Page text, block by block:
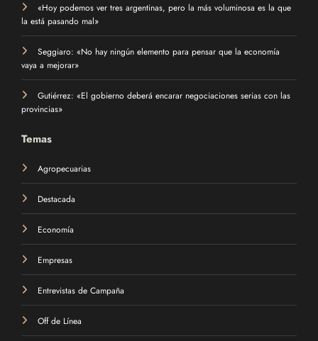
«Hoy podemos ver tres argentinas, pero la más voluminosa es la que
la está pasando mal»
Seggiaro: «No hay ningún elemento para pensar que la economía
vaya a mejorar»
Gutiérrez: «El gobierno deberá encarar negociaciones serias con las
provincias»
Temas
Agropecuarias
Destacada
Economía
Empresas
Entrevistas de Campaña
Off de Línea